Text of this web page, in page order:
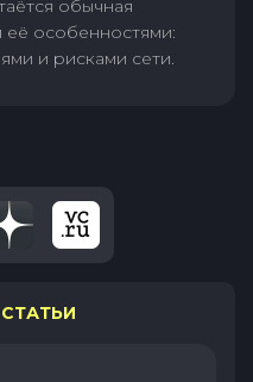
обычная
её особенностями:
и рисками сети.